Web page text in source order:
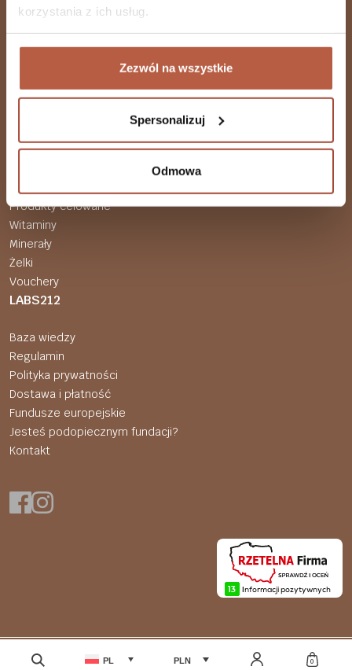
korzystania z ich usług.
Zezwól na wszystkie
Spersonalizuj
Odmowa
PL PLN 0
Akceptuję Politykę Prywatności
Wszystkie produkty
Produkty celowane
Witaminy
Minerały
Żelki
Vouchery
LABS212
Baza wiedzy
Regulamin
Polityka prywatności
Dostawa i płatność
Fundusze europejskie
Jesteś podopiecznym fundacji?
Kontakt
© 2026 LABS212®. All rights reserved.